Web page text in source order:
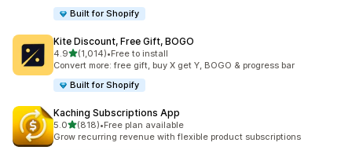
Built for Shopify
Kite Discount, Free Gift, BOGO
4.95つ星中
(1,014)
合計レビュー数：1014件
•Free to install
Convert more: free gift, buy X get Y, BOGO & progress bar
Built for Shopify
Kaching Subscriptions App
5.05つ星中
(818)
合計レビュー数：818件
•Free plan available
Grow recurring revenue with flexible product subscriptions